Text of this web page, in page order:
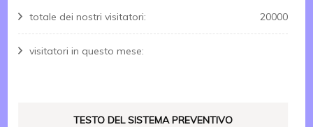
20000
totale dei nostri visitatori:
visitatori in questo mese:
TESTO DEL SISTEMA PREVENTIVO